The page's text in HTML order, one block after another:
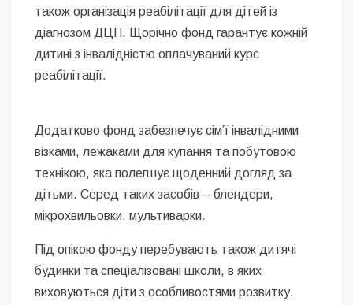
також організація реабілітації для дітей із
діагнозом ДЦП. Щорічно фонд гарантує кожній
дитині з інвалідністю оплачуваний курс
реабілітації.
Додатково фонд забезпечує сім’ї інвалідними
візками, лежаками для купання та побутовою
технікою, яка полегшує щоденний догляд за
дітьми. Серед таких засобів – блендери,
мікрохвильовки, мультиварки.
Під опікою фонду перебувають також дитячі
будинки та спеціалізовані школи, в яких
виховуються діти з особливостями розвитку.